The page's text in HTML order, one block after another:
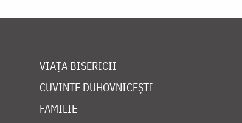
VIAȚA BISERICII
CUVINTE DUHOVNICEȘTI
FAMILIE